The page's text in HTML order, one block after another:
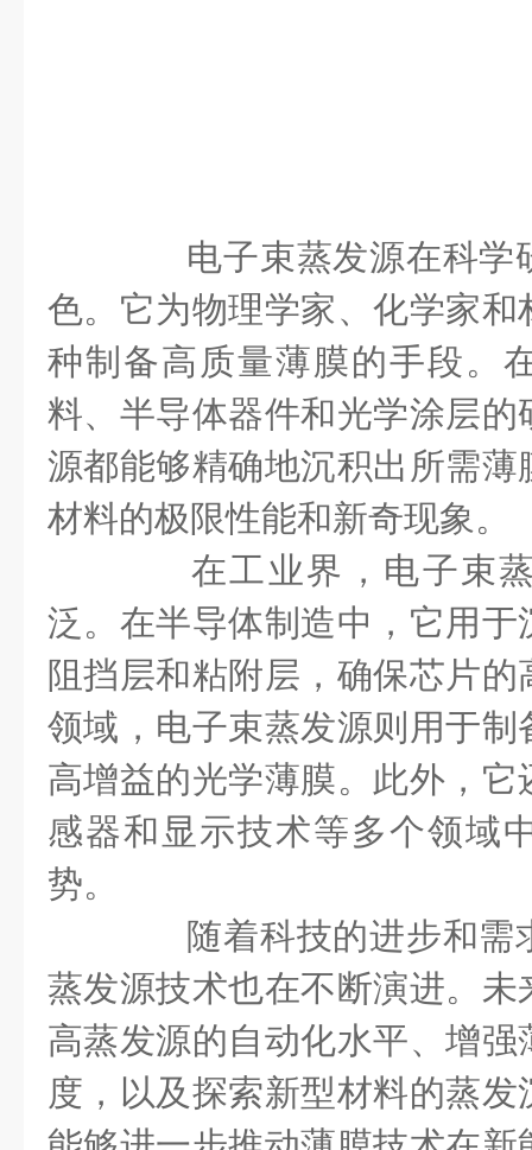
电子束蒸发源在科学
色。它为物理学家、化学家
种制备高质量薄膜的手段。
料、半导体器件和光学涂层
源都能够精确地沉积出所需
材料的极限性能和新奇现象。
在工业界，电子束蒸
泛。在半导体制造中，它用
阻挡层和粘附层，确保芯片
领域，电子束蒸发源则用于
高增益的光学薄膜。此外，
感器和显示技术等多个领域
势。
随着科技的进步和需
蒸发源技术也在不断演进。
高蒸发源的自动化水平、增
度，以及探索新型材料的蒸